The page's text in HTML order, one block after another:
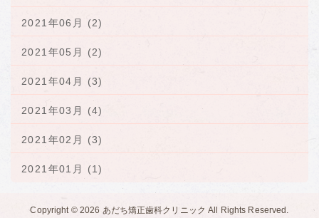
2021年06月 (2)
2021年05月 (2)
2021年04月 (3)
2021年03月 (4)
2021年02月 (3)
2021年01月 (1)
Copyright © 2026 あだち矯正歯科クリニック All Rights Reserved.